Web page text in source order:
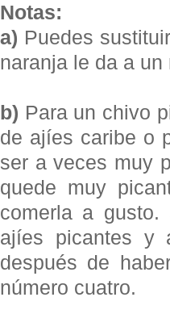
Notas:
a) Puedes
naranja le da a
b) Para un chivo
de ajíes caribe o
ser a veces muy
quede muy
comerla a
ajíes picantes y
después de
número cuatro.